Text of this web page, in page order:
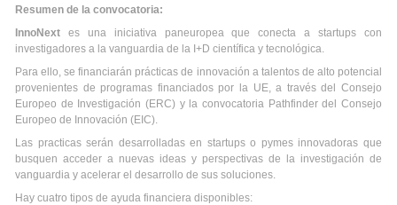
Resumen de la convocatoria:
InnoNext es una iniciativa paneuropea que conecta a startups con
investigadores a la vanguardia de la I+D científica y tecnológica.
Para ello, se financiarán prácticas de innovación a talentos de alto potencial
provenientes de programas financiados por la UE, a través del Consejo
Europeo de Investigación (ERC) y la convocatoria Pathfinder del Consejo
Europeo de Innovación (EIC).
Las practicas serán desarrolladas en startups o pymes innovadoras que
busquen acceder a nuevas ideas y perspectivas de la investigación de
vanguardia y acelerar el desarrollo de sus soluciones.
Hay cuatro tipos de ayuda financiera disponibles: